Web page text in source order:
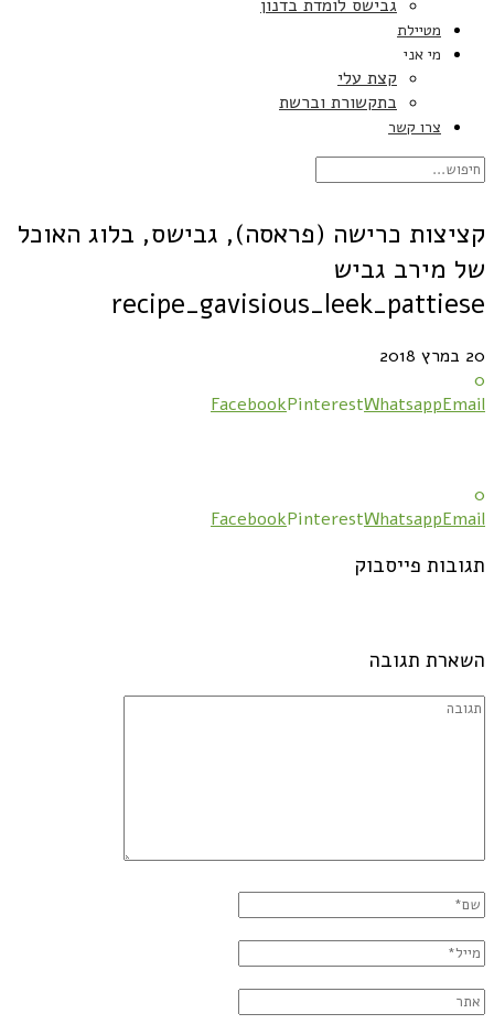
גבישס לומדת בדנון
מטיילת
מי אני
קצת עלי
בתקשורת וברשת
צרו קשר
קציצות כרישה (פראסה), גבישס, בלוג האוכל
של מירב גביש
recipe_gavisious_leek_pattiese
20 במרץ 2018
0
FacebookPinterestWhatsappEmail
0
FacebookPinterestWhatsappEmail
תגובות פייסבוק
השארת תגובה